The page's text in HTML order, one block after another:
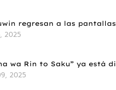
regresan a las
2025
wa Rin to Saku” ya está
2025